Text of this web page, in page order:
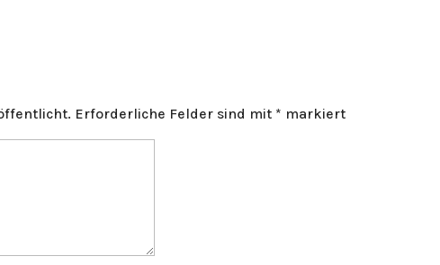
Erforderliche Felder sind mit * markiert